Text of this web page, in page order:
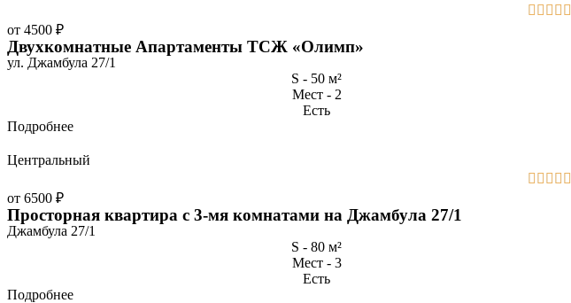
    
от 4500 ₽
Двухкомнатные Апартаменты ТСЖ «Олимп»
ул. Джамбула 27/1
S - 50 м²
Мест - 2
Есть
Подробнее
Центральный
    
от 6500 ₽
Просторная квартира с 3-мя комнатами на Джамбула 27/1
Джамбула 27/1
S - 80 м²
Мест - 3
Есть
Подробнее